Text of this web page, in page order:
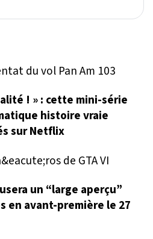
! » : cette mini-série
histoire vraie
sur Netflix
un “large aperçu”
en avant-première le 27